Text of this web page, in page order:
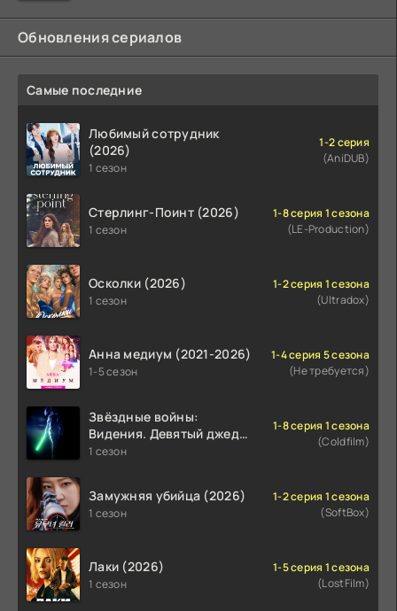
Обновления сериалов
Самые последние
Любимый сотрудник
(2026)
1 сезон
1-2 серия
(AniDUB)
Стерлинг-Поинт (2026)
1 сезон
1-8 серия 1 сезона
(LE-Production)
Осколки (2026)
1 сезон
1-2 серия 1 сезона
(Ultradox)
Анна медиум (2021-2026)
1-5 сезон
1-4 серия 5 сезона
(Не требуется)
Звёздные войны:
Видения. Девятый джедай
(2026)
1 сезон
1-8 серия 1 сезона
(Coldfilm)
Замужняя убийца (2026)
1 сезон
1-2 серия 1 сезона
(SoftBox)
Лаки (2026)
1 сезон
1-5 серия 1 сезона
(LostFilm)